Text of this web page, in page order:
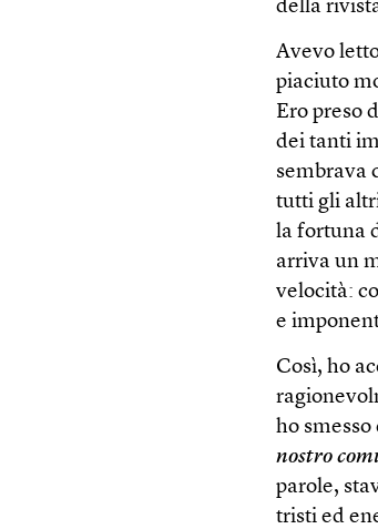
della
Avevo
piaciuto
Ero preso
dei tanti
sembrava
tutti gli
la fortuna
arriva un
velocità:
e
Così, ho
ho
nostro
parole,
tristi ed